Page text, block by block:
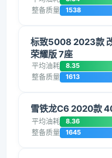
整备质量 1538
标致5008 2023款
荣耀版 7座
平均油耗 8.35
整备质量 1613
雪铁龙C6 2020款
平均油耗 8.36
整备质量 1645